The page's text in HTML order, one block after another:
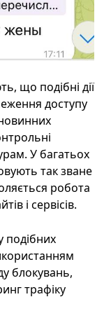
що подібні дії
доступу
У багатьох
так зване
робота
і сервісів.
подібних
блокувань,
трафіку